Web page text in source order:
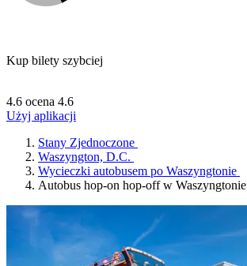
Kup bilety szybciej
4.6 ocena 4.6
Użyj aplikacji
Stany Zjednoczone
Waszyngton, D.C.
Wycieczki autobusem po Waszyngtonie
Autobus hop-on hop-off w Waszyngtonie